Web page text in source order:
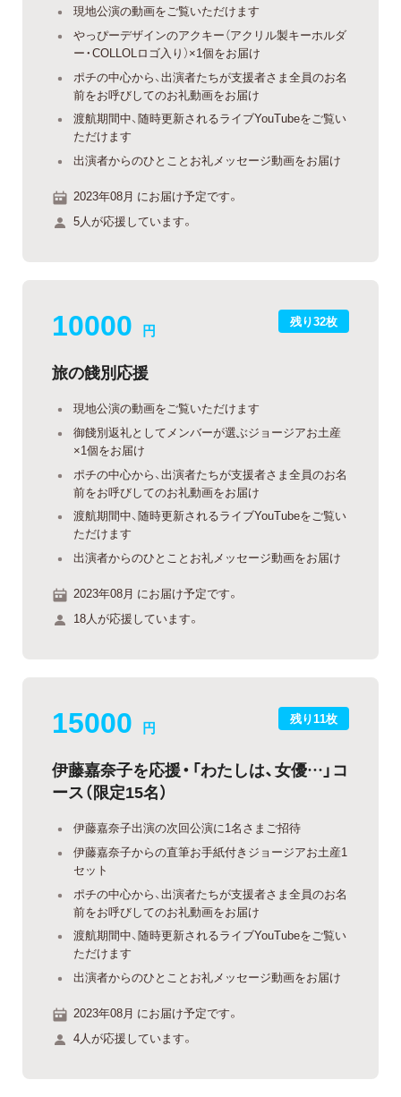
現地公演の動画をご覧いただけます
やっぴーデザインのアクキー（アクリル製キーホルダ
ー・COLLOLロゴ入り）×1個をお届け
ポチの中心から、出演者たちが支援者さま全員のお名
前をお呼びしてのお礼動画をお届け
渡航期間中、随時更新されるライブYouTubeをご覧い
ただけます
出演者からのひとことお礼メッセージ動画をお届け
2023年08月 にお届け予定です。
5人が応援しています。
残り32枚
10000 円
旅の餞別応援
現地公演の動画をご覧いただけます
御餞別返礼としてメンバーが選ぶジョージアお土産
×1個をお届け
ポチの中心から、出演者たちが支援者さま全員のお名
前をお呼びしてのお礼動画をお届け
渡航期間中、随時更新されるライブYouTubeをご覧い
ただけます
出演者からのひとことお礼メッセージ動画をお届け
2023年08月 にお届け予定です。
18人が応援しています。
残り11枚
15000 円
伊藤嘉奈子を応援・「わたしは、女優…」コ
ース（限定15名）
伊藤嘉奈子出演の次回公演に1名さまご招待
伊藤嘉奈子からの直筆お手紙付きジョージアお土産1
セット
ポチの中心から、出演者たちが支援者さま全員のお名
前をお呼びしてのお礼動画をお届け
渡航期間中、随時更新されるライブYouTubeをご覧い
ただけます
出演者からのひとことお礼メッセージ動画をお届け
2023年08月 にお届け予定です。
4人が応援しています。